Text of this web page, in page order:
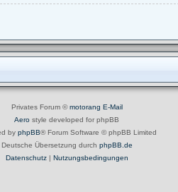
Privates Forum ©motorang E-Mail
Aero style developed for phpBB
by phpBB® Forum Software © phpBB Limited
Deutsche Übersetzung durch phpBB.de
Datenschutz| Nutzungsbedingungen